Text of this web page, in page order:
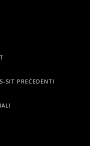
SIT PREĊEDENTI